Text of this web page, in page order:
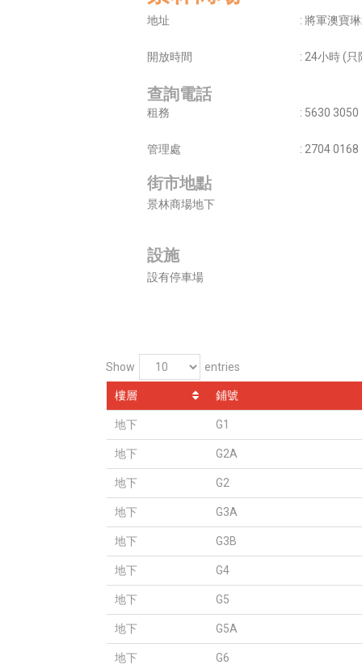
地址
開放時間
: 將軍澳寶
: 24小時 (
查詢電話
租務
管理處
: 5630 3050
: 2704 0168
街市地點
景林商場地下
設施
設有停車場
Show entries
樓層 鋪號
地下 G1
地下 G2A
地下 G2
地下 G3A
地下 G3B
地下 G4
地下 G5
地下 G5A
地下 G6